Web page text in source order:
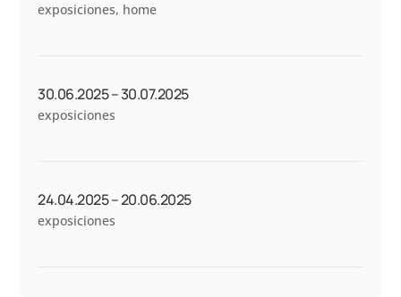
exposiciones, home
30.06.2025 – 30.07.2025
exposiciones
24.04.2025 – 20.06.2025
exposiciones